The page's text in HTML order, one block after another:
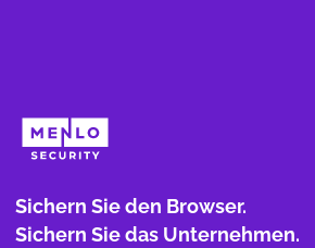
Sichern Sie den Browser.
Sichern Sie das Unternehmen.